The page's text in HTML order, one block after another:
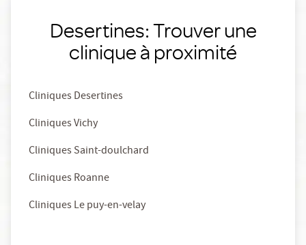
Desertines: Trouver une
clinique à proximité
Cliniques Desertines
Cliniques Vichy
Cliniques Saint-doulchard
Cliniques Roanne
Cliniques Le puy-en-velay